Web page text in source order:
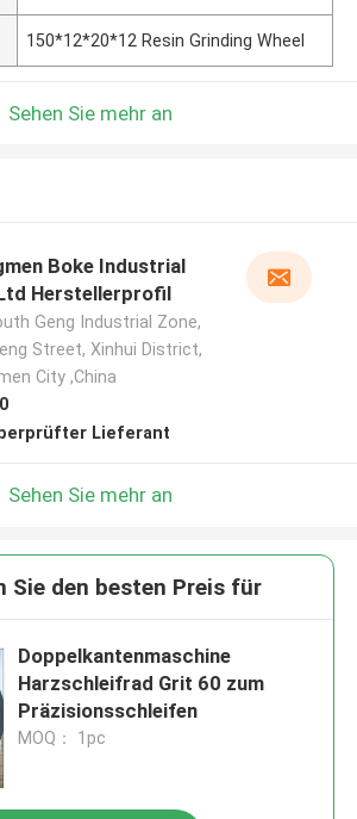
150*12*20*12 Resin Grinding Wheel
Sehen Sie mehr an
Boke Industrial
Herstellerprofil
Geng Industrial Zone,
Street, Xinhui District,
City ,China
Lieferant
Sehen Sie mehr an
Sie den besten Preis für
Doppelkantenmaschine
Harzschleifrad Grit 60 zum
Präzisionsschleifen
MOQ： 1pc